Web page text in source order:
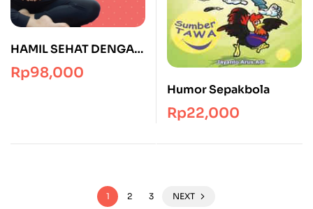
HAMIL SEHAT DENGAN
YOGA
Rp98,000
Humor Sepakbola
Rp22,000
1 2 3 NEXT